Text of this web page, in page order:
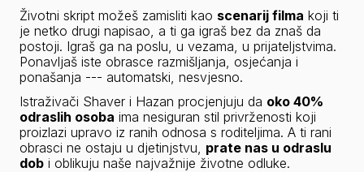
Životni skript možeš zamisliti kao scenarij filma koji ti
je netko drugi napisao, a ti ga igraš bez da znaš da
postoji. Igraš ga na poslu, u vezama, u prijateljstvima.
Ponavljaš iste obrasce razmišljanja, osjećanja i
ponašanja --- automatski, nesvjesno.
Istraživači Shaver i Hazan procjenjuju da oko 40%
odraslih osoba ima nesiguran stil privrženosti koji
proizlazi upravo iz ranih odnosa s roditeljima. A ti rani
obrasci ne ostaju u djetinjstvu, prate nas u odraslu
dob i oblikuju naše najvažnije životne odluke.